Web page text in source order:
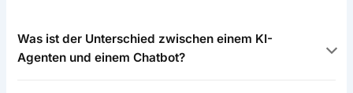
Was ist der Unterschied zwischen einem KI-
Agenten und einem Chatbot?